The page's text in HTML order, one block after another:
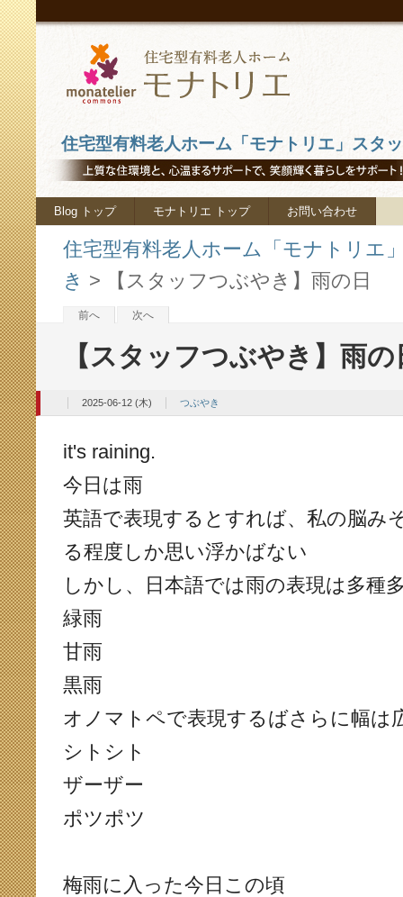
住宅型有料老人ホーム「モナトリエ」スタ
Blog トップ モナトリエ トップ お問い合わせ
住宅型有料老人ホーム「モナトリエ
き > 【スタッフつぶやき】雨の日
前へ 次へ
【スタッフつぶやき】雨の
2025-06-12 (木) つぶやき
it's raining.
今日は雨
英語で表現するとすれば、私の脳み
る程度しか思い浮かばない
しかし、日本語では雨の表現は多種
緑雨
甘雨
黒雨
オノマトペで表現するばさらに幅は
シトシト
ザーザー
ポツポツ
梅雨に入った今日この頃